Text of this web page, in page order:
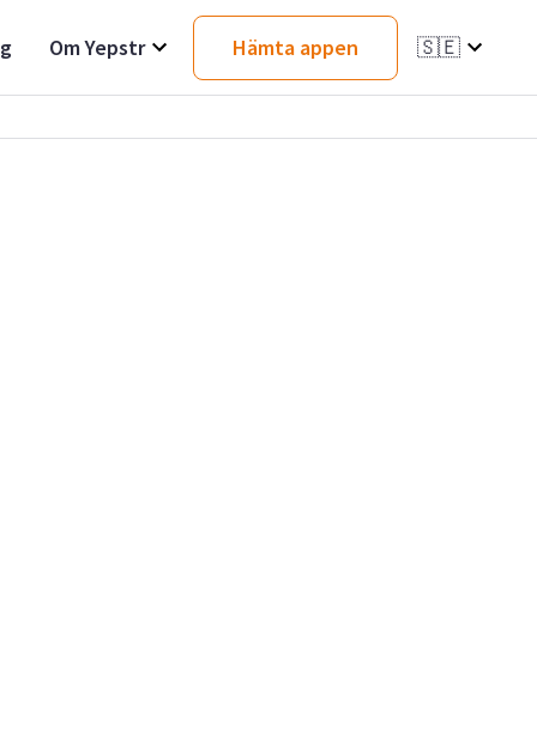
Om Yepstr Hämta appen 🇸🇪